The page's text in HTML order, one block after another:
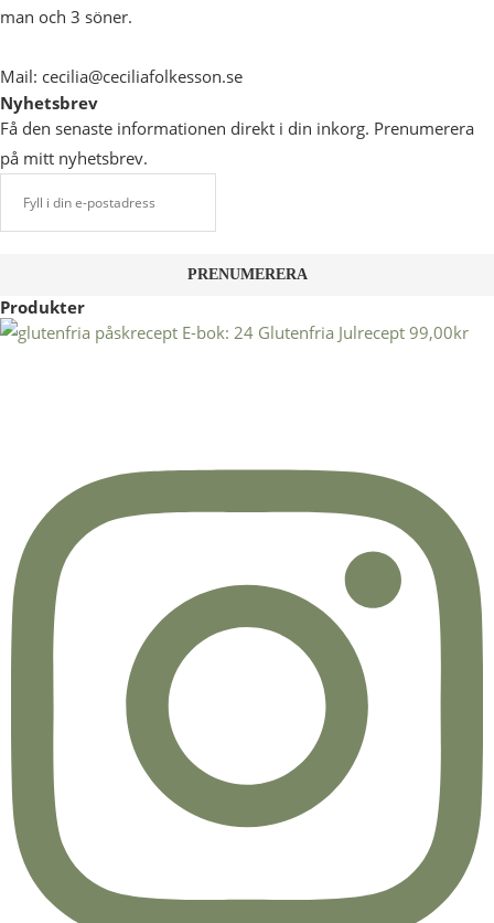
man och 3 söner.
Mail: cecilia@ceciliafolkesson.se
Nyhetsbrev
Få den senaste informationen direkt i din inkorg. Prenumerera
på mitt nyhetsbrev.
Produkter
E-bok: 24 Glutenfria Julrecept 99,00kr